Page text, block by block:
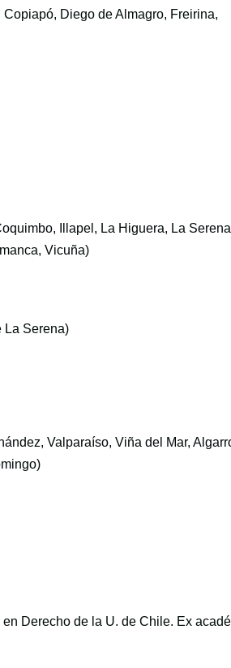
Diego de Almagro, Freirina,
Illapel, La Higuera, La
Vicuña)
La Serena)
Valparaíso, Viña del Mar,
Derecho de la U. de Chile. Ex